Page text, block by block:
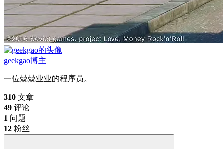
geekgao博主
一位兢兢业业的程序员。
310 文章
49 评论
1 问题
12 粉丝